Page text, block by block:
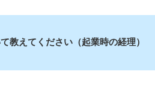
教えてください（起業時の経理）